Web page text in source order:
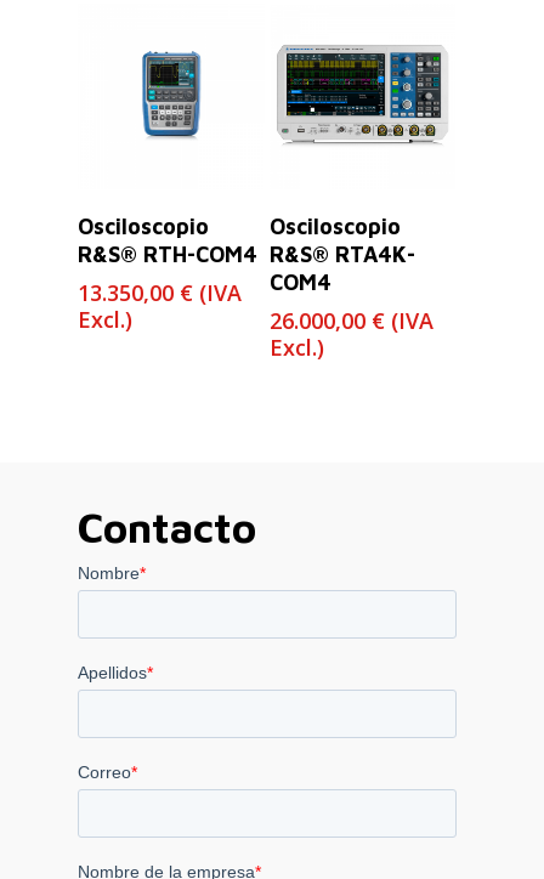
Leer Más
Osciloscopio
R&S® RTH-COM4
13.350,00 € (IVA
Excl.)
Leer Más
Osciloscopio
R&S® RTA4K-
COM4
26.000,00 € (IVA
Excl.)
Contacto